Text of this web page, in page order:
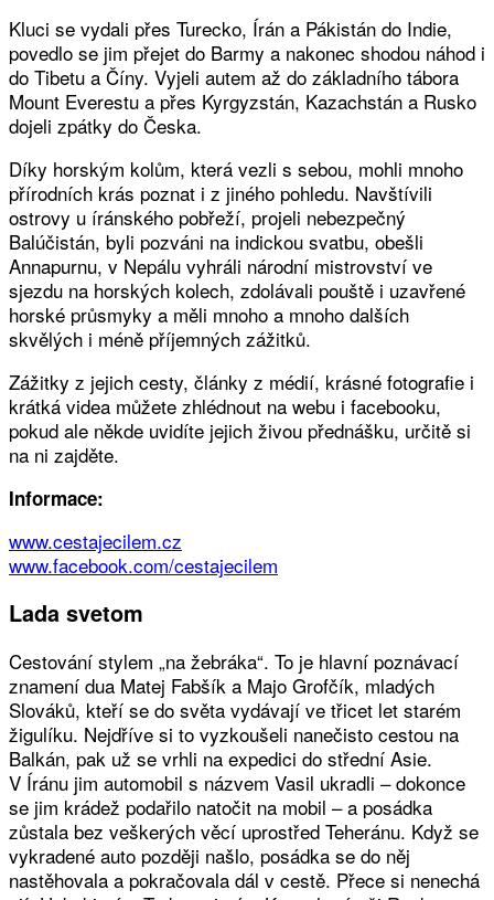
Kluci se vydali přes Turecko, Írán a Pákistán do Indie,
povedlo se jim přejet do Barmy a nakonec shodou náhod i
do Tibetu a Číny. Vyjeli autem až do základního tábora
Mount Everestu a přes Kyrgyzstán, Kazachstán a Rusko
dojeli zpátky do Česka.
Díky horským kolům, která vezli s sebou, mohli mnoho
přírodních krás poznat i z jiného pohledu. Navštívili
ostrovy u íránského pobřeží, projeli nebezpečný
Balúčistán, byli pozváni na indickou svatbu, obešli
Annapurnu, v Nepálu vyhráli národní mistrovství ve
sjezdu na horských kolech, zdolávali pouště i uzavřené
horské průsmyky a měli mnoho a mnoho dalších
skvělých i méně příjemných zážitků.
Zážitky z jejich cesty, články z médií, krásné fotografie i
krátká videa můžete zhlédnout na webu i facebooku,
pokud ale někde uvidíte jejich živou přednášku, určitě si
na ni zajděte.
Informace:
www.cestajecilem.cz
www.facebook.com/cestajecilem
Lada svetom
Cestování stylem „na žebráka“. To je hlavní poznávací
znamení dua Matej Fabšík a Majo Grofčík, mladých
Slováků, kteří se do světa vydávají ve třicet let starém
žigulíku. Nejdříve si to vyzkoušeli nanečisto cestou na
Balkán, pak už se vrhli na expedici do střední Asie.
V Íránu jim automobil s názvem Vasil ukradli – dokonce
se jim krádež podařilo natočit na mobil – a posádka
zůstala bez veškerých věcí uprostřed Teheránu. Když se
vykradené auto později našlo, posádka se do něj
nastěhovala a pokračovala dál v cestě. Přece si nenechá